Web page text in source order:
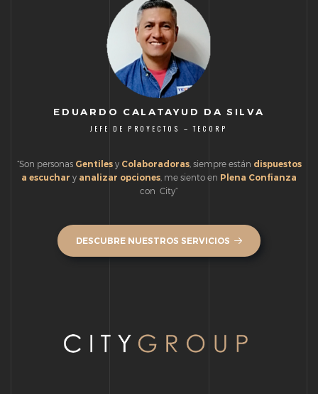
EDUARDO CALATAYUD DA SILVA
JEFE DE PROYECTOS – TECORP
“Son personas Gentiles y Colaboradoras, siempre están dispuestos
a escuchar y analizar opciones , me siento en Plena Confianza
con City”
DESCUBRE NUESTROS SERVICIOS